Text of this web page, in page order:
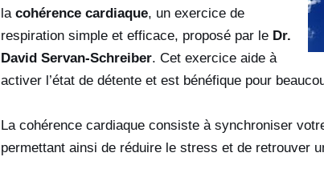
la cohérence cardiaque, un exercice de
respiration simple et efficace, proposé par le Dr.
David Servan-Schreiber. Cet exercice aide à
activer l’état de détente et est bénéfique pour
La cohérence cardiaque consiste à synchroniser
permettant ainsi de réduire le stress et de retrouver